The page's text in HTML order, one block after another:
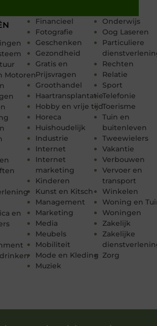
Motoren
en
Financieel
Fotografie
Geschenken
Gezondheid
Gratis en
Prijsvragen
Groothandel
Haartransplantatie
Hobby en vrije tijd
Horeca
Huishoudelijk
Industrie
Internet
Internet
marketing
Kinderen
Kunst en Kitsch
Management
Marketing
Media
Meubels
Mobiliteit
Mode en Kleding
Muziek
Onderwijs
Oog Laseren
Particuliere
Rechten
Relatie
Sport
Telefonie
Toerisme
Tuin en
buitenleven
Tweewielers
Vakantie
Verbouwen
Vervoer en
transport
Winkelen
Woning en
Woningen
Zakelijk
Zakelijke
Zorg